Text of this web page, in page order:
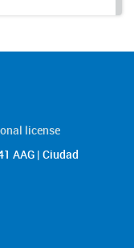
license
AAG | Ciudad